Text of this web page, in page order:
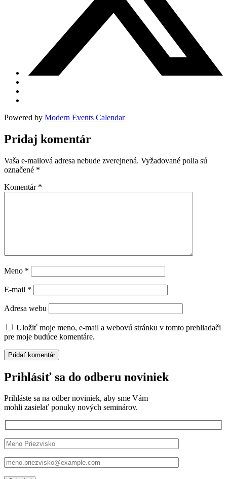
Powered by Modern Events Calendar
Pridaj komentár
Vaša e-mailová adresa nebude zverejnená. Vyžadované polia sú
označené *
Komentár *
Meno *
E-mail *
Adresa webu
Uložiť moje meno, e-mail a webovú stránku v tomto prehliadači
pre moje budúce komentáre.
Prihlásiť sa do odberu noviniek
Prihláste sa na odber noviniek, aby sme Vám
mohli zasielať ponuky nových seminárov.